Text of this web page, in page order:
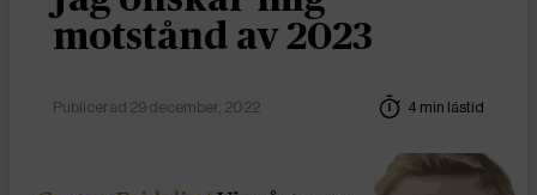
motstånd av 2023
Publicerad 29 december, 2022 4 min lästid